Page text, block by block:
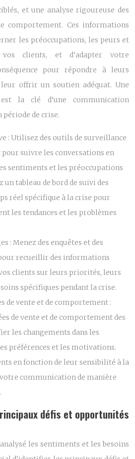
et une analyse rigoureuse des
comportement. Ces informations
les préoccupations, les peurs et
clients, et d’adapter votre
pour répondre à leurs
offrir un soutien adéquat. Une
la clé d’une communication
de crise.
: Utilisez des outils de surveillance
pour suivre les conversations en
sentiments et les préoccupations
un tableau de bord de suivi des
réel spécifique à la crise pour
les tendances et les problèmes
: Menez des enquêtes et des
recueillir des informations
clients sur leurs priorités, leurs
spécifiques pendant la crise.
de vente et de comportement :
de vente et de comportement des
les changements dans les
préférences et les motivations.
en fonction de leur sensibilité à la
communication de manière
défis et opportunités
les sentiments et les besoins